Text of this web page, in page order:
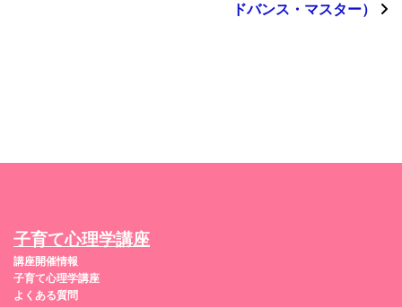
ドバンス・マスター）
子育て心理学講座
講座開催情報
子育て心理学講座
よくある質問